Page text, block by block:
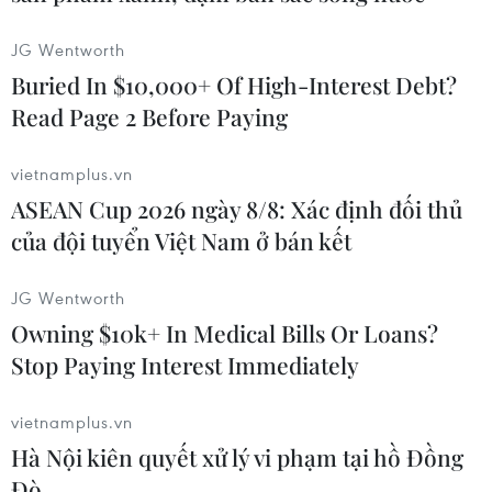
Người dân Thái Lan tại “Đại lễ hội nước thế giới Songkran
Một giảng viên Khoa Y của Đại học
Chulalongkorn đã cảnh báo người Thái nên
JG Wentworth
Buried In $10,000+ Of High-Interest Debt?
Read Page 2 Before Paying
vietnamplus.vn
ASEAN Cup 2026 ngày 8/8: Xác định đối thủ
của đội tuyển Việt Nam ở bán kết
JG Wentworth
Owning $10k+ In Medical Bills Or Loans?
Stop Paying Interest Immediately
vietnamplus.vn
Hà Nội kiên quyết xử lý vi phạm tại hồ Đồng